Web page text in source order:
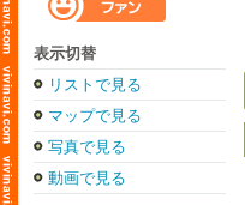
表示切替
リストで見る
マップで見る
写真で見る
動画で見る